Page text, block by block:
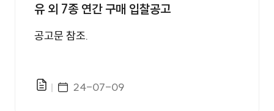
유 외 7종 연간 구매 입찰공고
공고문 참조.
파일있음게시일자
24-07-09